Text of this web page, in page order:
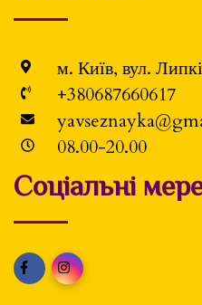
м. Київ, вул.
+380687660617
08.00-20.00
Соціальні